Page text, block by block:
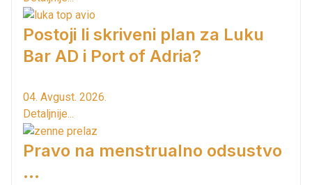
Postoji li skriveni plan za Luku
Bar AD i Port of Adria?
04. Avgust. 2026.
Detaljnije...
Pravo na menstrualno odsustvo
...